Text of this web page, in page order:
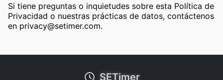
Si tiene preguntas o inquietudes sobre esta Política de
Privacidad o nuestras prácticas de datos, contáctenos
en privacy@setimer.com.
SETimer